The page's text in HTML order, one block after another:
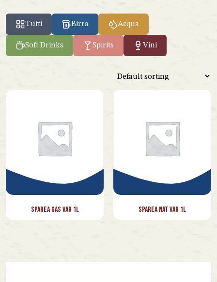
Perù
Seychelles
Venezuela
Toscana
Tutti Birra Acqua
Soft Drinks Spirits Vini
Sparea Gas Var 1l Sparea Nat Var 1l